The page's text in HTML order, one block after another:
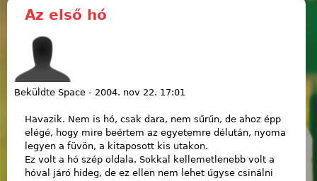
Az első hó
Beküldte Space - 2004. nov 22. 17:01
Havazik. Nem is hó, csak dara, nem sűrűn, de ahoz épp
elégé, hogy mire beértem az egyetemre délután, nyoma
legyen a füvön, a kitaposott kis utakon.
Ez volt a hó szép oldala. Sokkal kellemetlenebb volt a
hóval járó hideg, de ez ellen nem lehet úgyse csinálni